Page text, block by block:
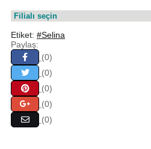
Etiket: #Selina
Paylaş:
(0)
(0)
(0)
(0)
(0)